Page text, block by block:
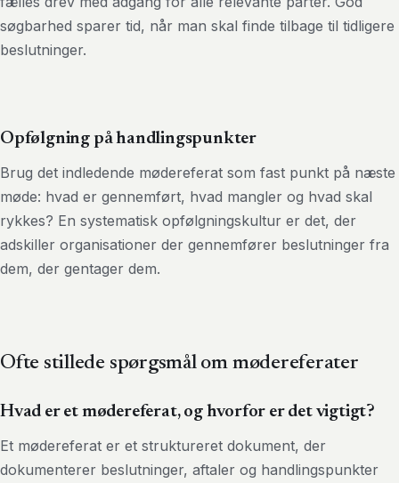
søgbarhed sparer tid, når man skal finde tilbage til tidligere
beslutninger.
Opfølgning på handlingspunkter
Brug det indledende mødereferat som fast punkt på næste
møde: hvad er gennemført, hvad mangler og hvad skal
rykkes? En systematisk opfølgningskultur er det, der
adskiller organisationer der gennemfører beslutninger fra
dem, der gentager dem.
Ofte stillede spørgsmål om mødereferater
Hvad er et mødereferat, og hvorfor er det vigtigt?
Et mødereferat er et struktureret dokument, der
dokumenterer beslutninger, aftaler og handlingspunkter